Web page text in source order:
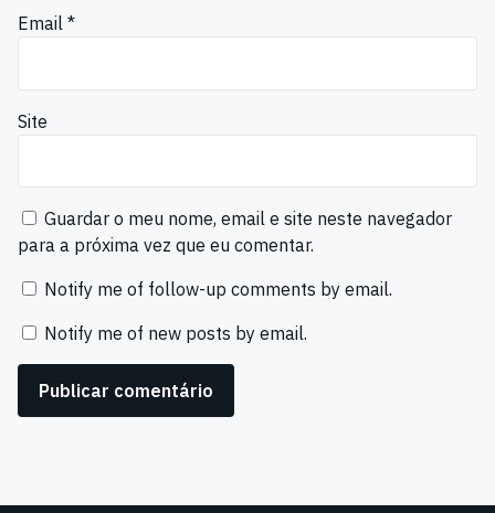
Email *
Site
Guardar o meu nome, email e site neste navegador
para a próxima vez que eu comentar.
Notify me of follow-up comments by email.
Notify me of new posts by email.